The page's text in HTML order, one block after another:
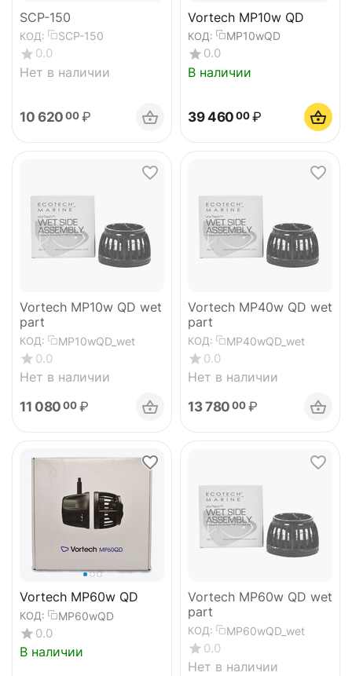
SCP-150
КОД: SCP-150
0.0
Нет в наличии
10 620 00 ₽
Vortech MP10w QD
КОД: MP10wQD
0.0
В наличии
39 460 00 ₽
Vortech MP10w QD wet
part
КОД: MP10wQD_wet
0.0
Нет в наличии
11 080 00 ₽
Vortech MP40w QD wet
part
КОД: MP40wQD_wet
0.0
Нет в наличии
13 780 00 ₽
Vortech MP60w QD
КОД: MP60wQD
0.0
В наличии
Vortech MP60w QD wet
part
КОД: MP60wQD_wet
0.0
Нет в наличии